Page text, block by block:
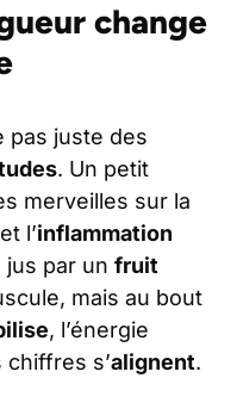
change
pas juste des
. Un petit
merveilles sur la
et l’inflammation
jus par un fruit
mais au bout
, l’énergie
chiffres s’alignent.